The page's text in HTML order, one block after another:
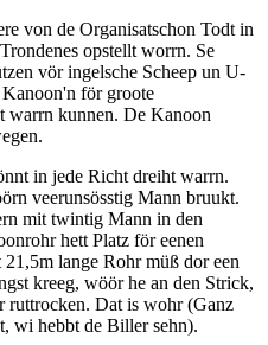
von de Organisatschon Todt in
opstellt worrn. Se
vör ingelsche Scheep un U-
för groote
warrn kunnen. De Kanoon
in jede Richt dreiht warrn.
veerunsösstig Mann bruukt.
mit twintig Mann in den
hett Platz för eenen
lange Rohr müß dor een
kreeg, wöör he an den Strick,
ruttrocken. Dat is wohr (Ganz
wi hebbt de Biller sehn).